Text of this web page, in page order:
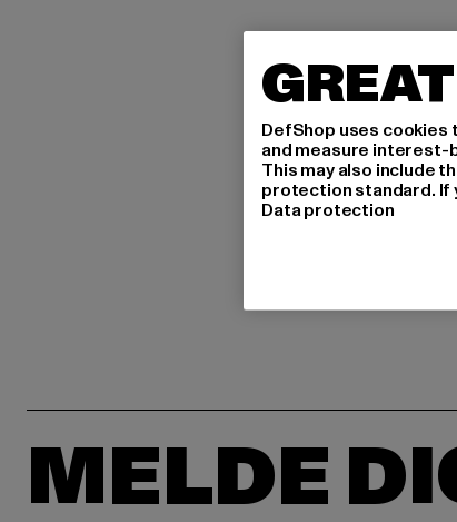
MELDE
DefShop uses cookies
and measure interest-
This may also include
protection standard. If
Data protection